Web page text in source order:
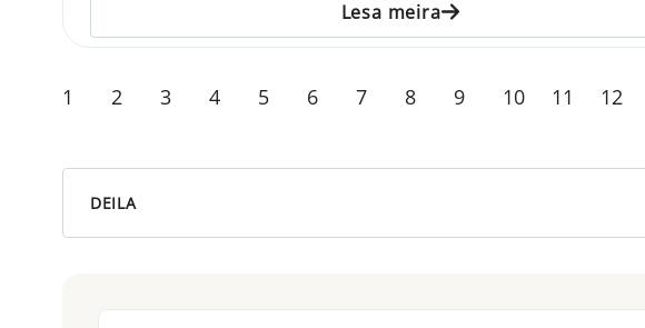
Lesa meira
1 2 3 4 5 6 7 8 9 10 11 12
DEILA